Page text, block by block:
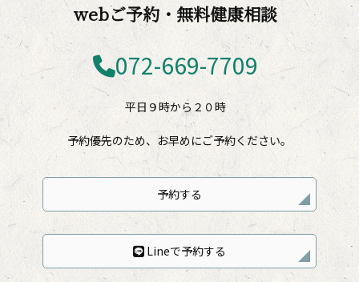
webご予約・無料健康相談
072-669-7709
平日９時から２０時
予約優先のため、お早めにご予約ください。
予約する
Lineで予約する